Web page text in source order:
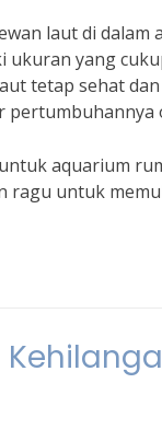
laut di dalam
yang
tetap sehat
pertumbuhannya
aquarium
ragu untuk